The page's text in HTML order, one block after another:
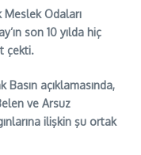
Meslek Odaları
son 10 yılda hiç
çekti.
Basın açıklamasında,
ve Arsuz
ilişkin şu ortak